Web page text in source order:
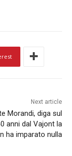
Next article
Morandi, diga sul
anni dal Vajont la
ha imparato nulla